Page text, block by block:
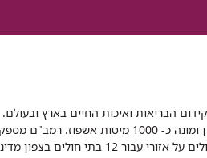
הבריאות ואיכות החיים בארץ ובעולם.
רמב"ם הוא בית חולים ממשלתי אקדמי, המסונף לפקולטה לרפואה של הטכניון ומונה כ- 1000 מיטות אשפוז. רמב"ם מספק
שירותי רפואה לכ-2,700,000 תושבים, צה"ל וכוחות הביטחון, ומשמש כבית חולים על אזורי עבור 12 בתי חולים